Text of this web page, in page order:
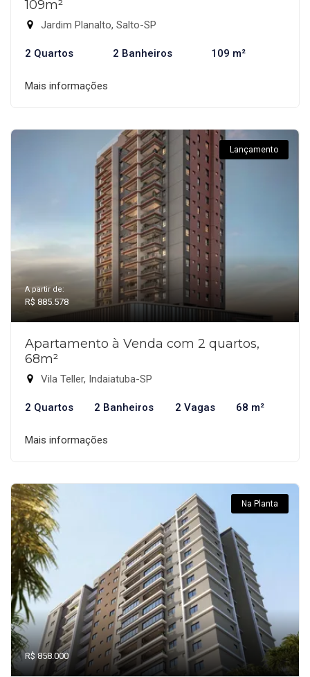
109m²
Jardim Planalto, Salto-SP
2 Quartos 2 Banheiros 109 m²
Mais informações
Lançamento
A partir de:
R$ 885.578
Apartamento à Venda com 2 quartos,
68m²
Vila Teller, Indaiatuba-SP
2 Quartos 2 Banheiros 2 Vagas 68 m²
Mais informações
Na Planta
R$ 858.000